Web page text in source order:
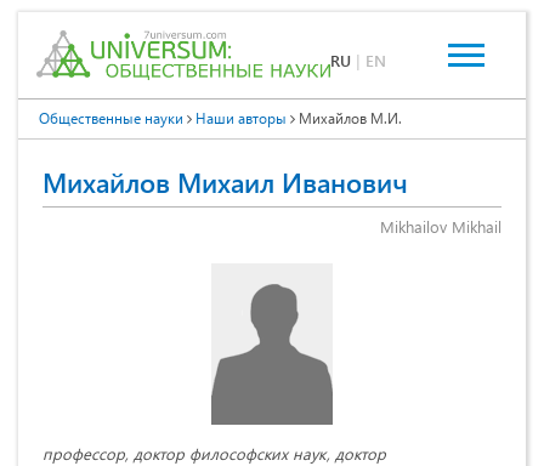
RU | EN
Общественные науки Наши авторы Михайлов М.И.
Михайлов Михаил Иванович
Mikhailov Mikhail
профессор, доктор философских наук, доктор